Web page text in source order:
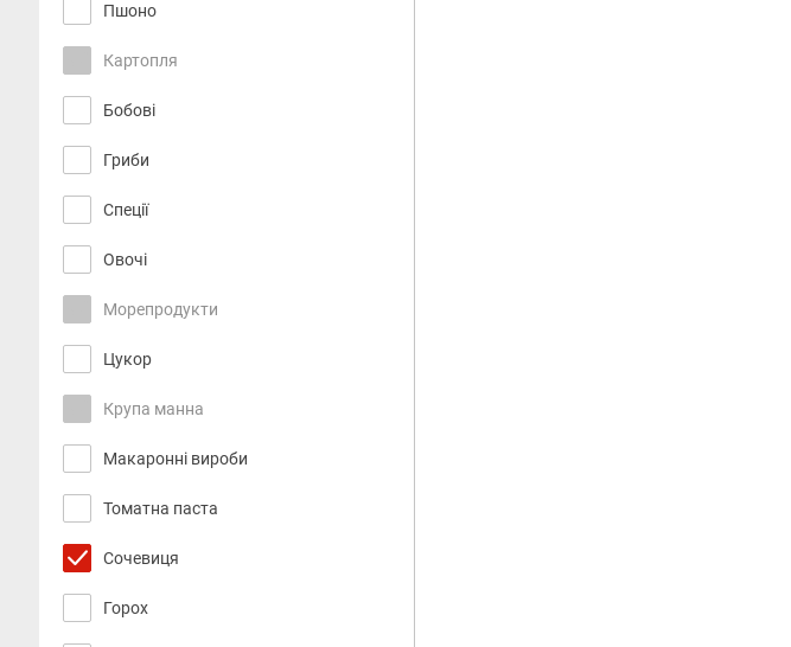
Пшоно
Картопля
Бобові
Гриби
Спеції
Овочі
Морепродукти
Цукор
Крупа манна
Макаронні вироби
Томатна паста
Сочевиця
Горох